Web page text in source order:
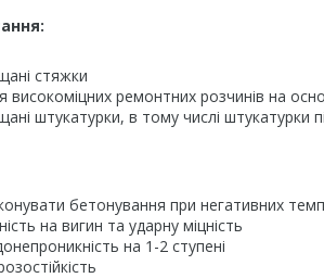
:
стяжки
високоміцних ремонтних розчинів на
штукатурки, в тому числі штукатурки
бетонування при негативних
на вигин та ударну міцність
на 1-2 ступені